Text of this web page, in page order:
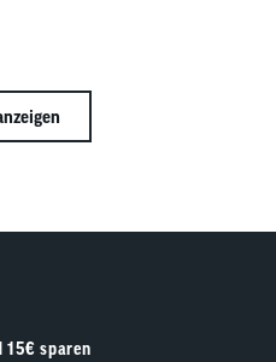
15€ sparen